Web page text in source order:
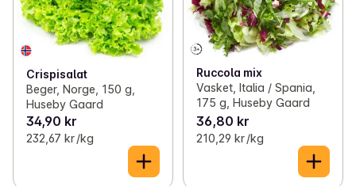
Crispisalat
Beger, Norge, 150 g,
Huseby Gaard
34,90 kr
232,67 kr /kg
Ruccola mix
Vasket, Italia / Spania,
175 g, Huseby Gaard
36,80 kr
210,29 kr /kg